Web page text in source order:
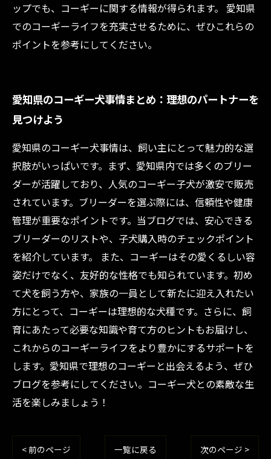
ップでも、コーギーに関する情報が得られます。 愛知県
でのコーギーライフを充実させるために、ぜひこれらの
ポイントを参考にしてください。
愛知県のコーギー犬事情まとめ：理想のパートナーを
見つけよう
愛知県のコーギー犬事情は、飼い主にとって魅力的な選
択肢がいっぱいです。まず、愛知県内では多くのブリー
ダーが活躍しており、人気のコーギー子犬が激安で販売
されています。ブリーダーを選ぶ際には、信頼性や健康
管理が重要なポイントです。当ブログでは、安心できる
ブリーダーのリストや、子犬購入時のチェックポイント
を紹介しています。 また、コーギーはその愛くるしい容
姿だけでなく、友好的な性格でも知られています。初め
て犬を飼う方や、家族の一員として新たに迎え入れたい
方にとって、コーギーは理想的な犬種です。さらに、飼
育にあたって必要な知識や育て方のヒントもお届けし、
これからのコーギーライフをより豊かにするサポートを
します。愛知県で理想のコーギーと出会えるよう、ぜひ
ブログを参考にしてください。コーギー犬との素敵な生
活を楽しみましょう！
< 前のページ 一覧に戻る 次のページ >